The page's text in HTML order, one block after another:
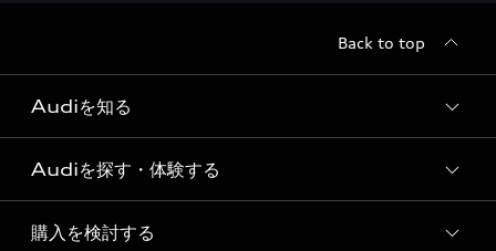
Back to top
Audiを知る
Audi ブランド
Story of Progress
Audiを探す・体験する
ディーラー検索
購入を検討する